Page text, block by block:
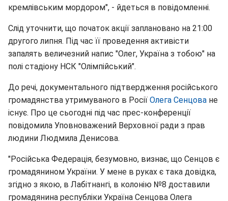
кремлівським мордором", - йдеться в повідомленні.
Слід уточнити, що початок акції заплановано на 21:00
другого липня. Під час її проведення активісти
запалять величезний напис "Олег, Україна з тобою" на
полі стадіону НСК "Олімпійський".
До речі, документального підтвердження російського
громадянства утримуваного в Росії Олега Сенцова не
існує. Про це сьогодні під час прес-конференції
повідомила Уповноважений Верховної ради з прав
людини Людмила Денисова.
"Російська Федерація, безумовно, визнає, що Сенцов є
громадянином України. У мене в руках є така довідка,
згідно з якою, в Лабітнангі, в колонію №8 доставили
громадянина республіки Україна Сенцова Олега